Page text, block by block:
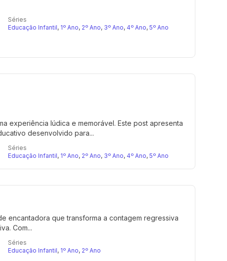
Séries
Educação Infantil, 1º Ano, 2º Ano, 3º Ano, 4º Ano, 5º Ano
experiência lúdica e memorável. Este post apresenta
desenvolvido para...
Séries
Educação Infantil, 1º Ano, 2º Ano, 3º Ano, 4º Ano, 5º Ano
encantadora que transforma a contagem regressiva
Com...
Séries
Educação Infantil, 1º Ano, 2º Ano